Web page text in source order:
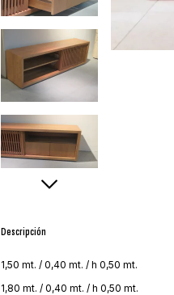
Descripción
1,50 mt. / 0,40 mt. / h 0,50 mt.
1,80 mt. / 0,40 mt. / h 0,50 mt.